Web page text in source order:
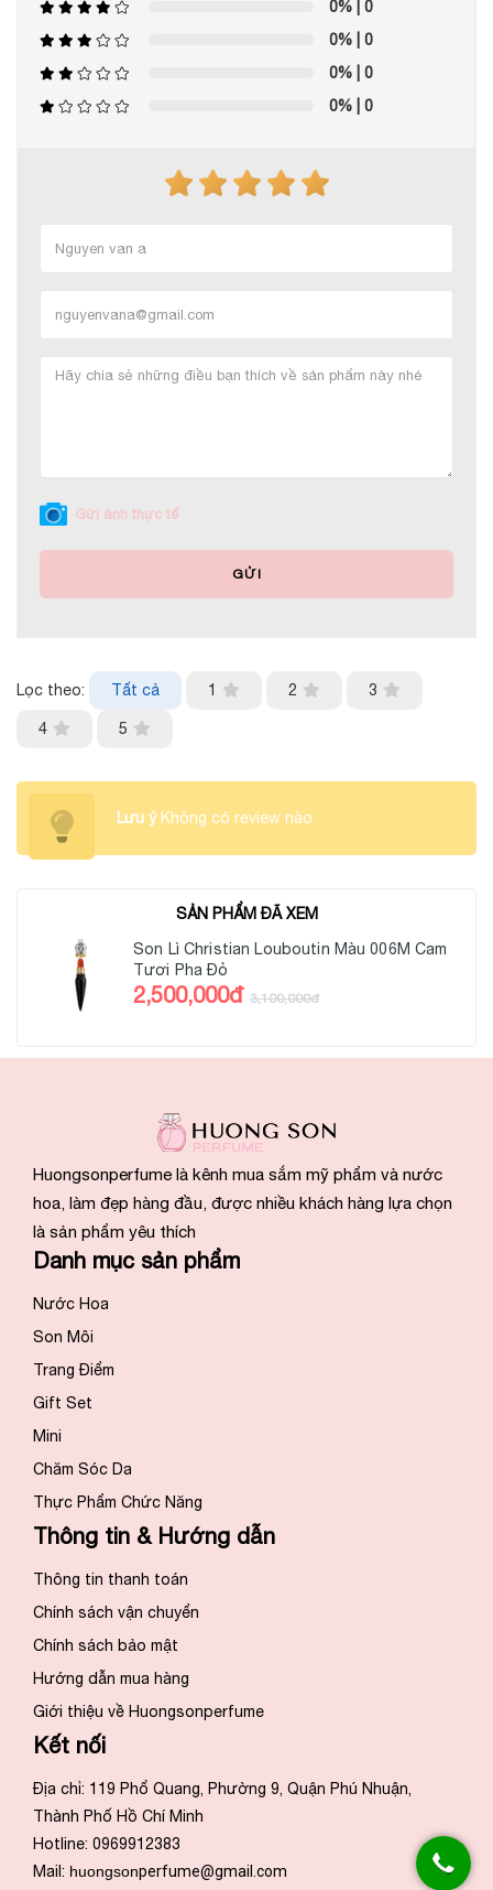
0% | 0
0% | 0
0% | 0
0% | 0
Gửi ảnh thực tế
GỬI
Lọc theo: Tất cả 1 2 3
4 5
Lưu ýKhông có review nào
SẢN PHẨM ĐÃ XEM
Son Lì Christian Louboutin Màu 006M Cam
Tươi Pha Đỏ
2,500,000đ 3,100,000đ
Huongsonperfume là kênh mua sắm mỹ phẩm và nước
hoa, làm đẹp hàng đầu, được nhiều khách hàng lựa chọn
là sản phẩm yêu thích
Danh mục sản phẩm
Nước Hoa
Son Môi
Trang Điểm
Gift Set
Mini
Chăm Sóc Da
Thực Phẩm Chức Năng
Thông tin & Hướng dẫn
Thông tin thanh toán
Chính sách vận chuyển
Chính sách bảo mật
Hướng dẫn mua hàng
Giới thiệu về Huongsonperfume
Kết nối
Địa chỉ: 119 Phổ Quang, Phường 9, Quận Phú Nhuận,
Thành Phố Hồ Chí Minh
Hotline: 0969912383
Mail: huongsonperfume@gmail.com